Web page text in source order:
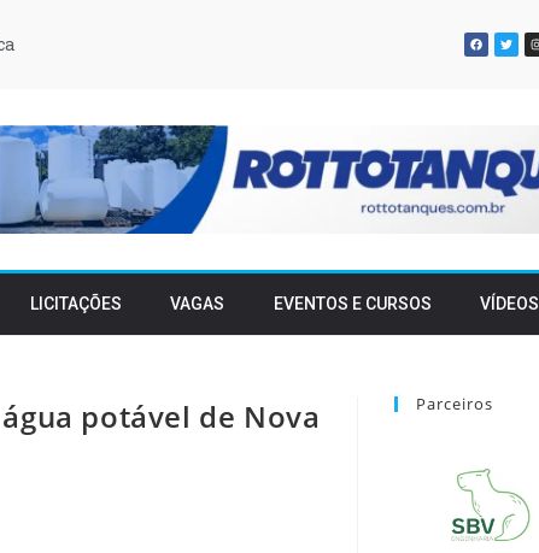
LICITAÇÕES VAGAS EVENTOS E CURSOS VÍDEOS
potável de Nova
Parceiros